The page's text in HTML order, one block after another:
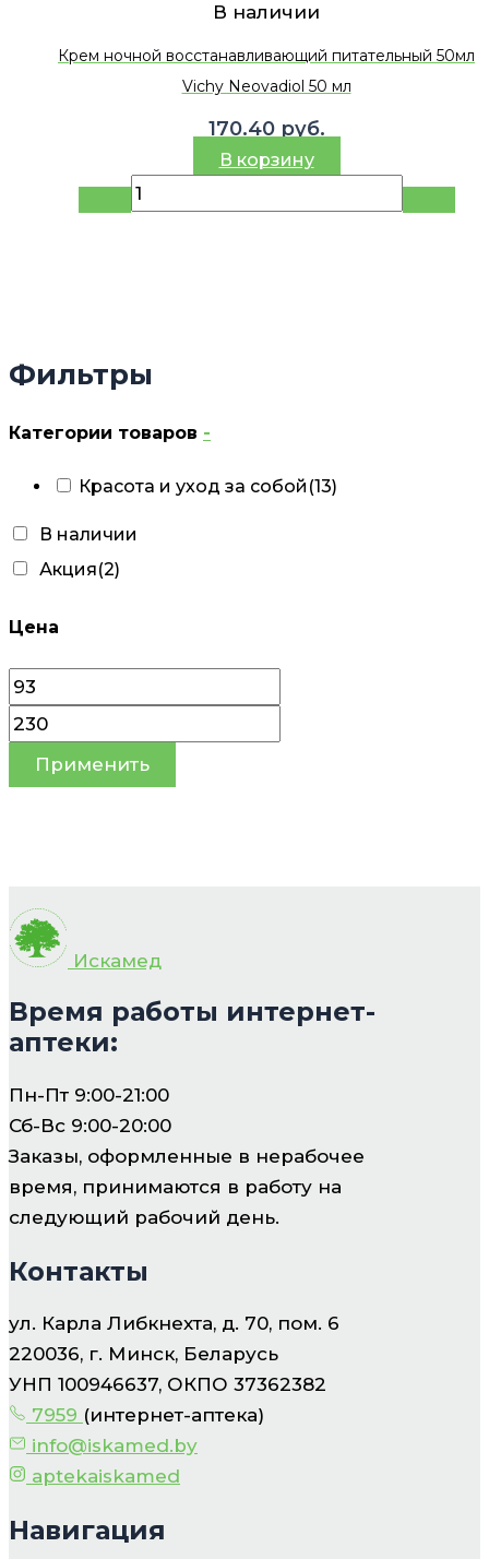
Фильтры
Категории товаров -
Красота и уход за собой (13)
В наличии
Акция(2)
Цена
Применить
В наличии
Крем ночной восстанавливающий питательный 50мл
Vichy Neovadiol 50 мл
170.40 руб.
В корзину
Искамед
Время работы интернет-
аптеки:
Пн-Пт 9:00-21:00
Сб-Вс 9:00-20:00
Заказы, оформленные в нерабочее
время, принимаются в работу на
следующий рабочий день.
Контакты
ул. Карла Либкнехта, д. 70, пом. 6
220036, г. Минск, Беларусь
УНП 100946637, ОКПО 37362382
7959 (интернет-аптека)
info@iskamed.by
aptekaiskamed
Навигация